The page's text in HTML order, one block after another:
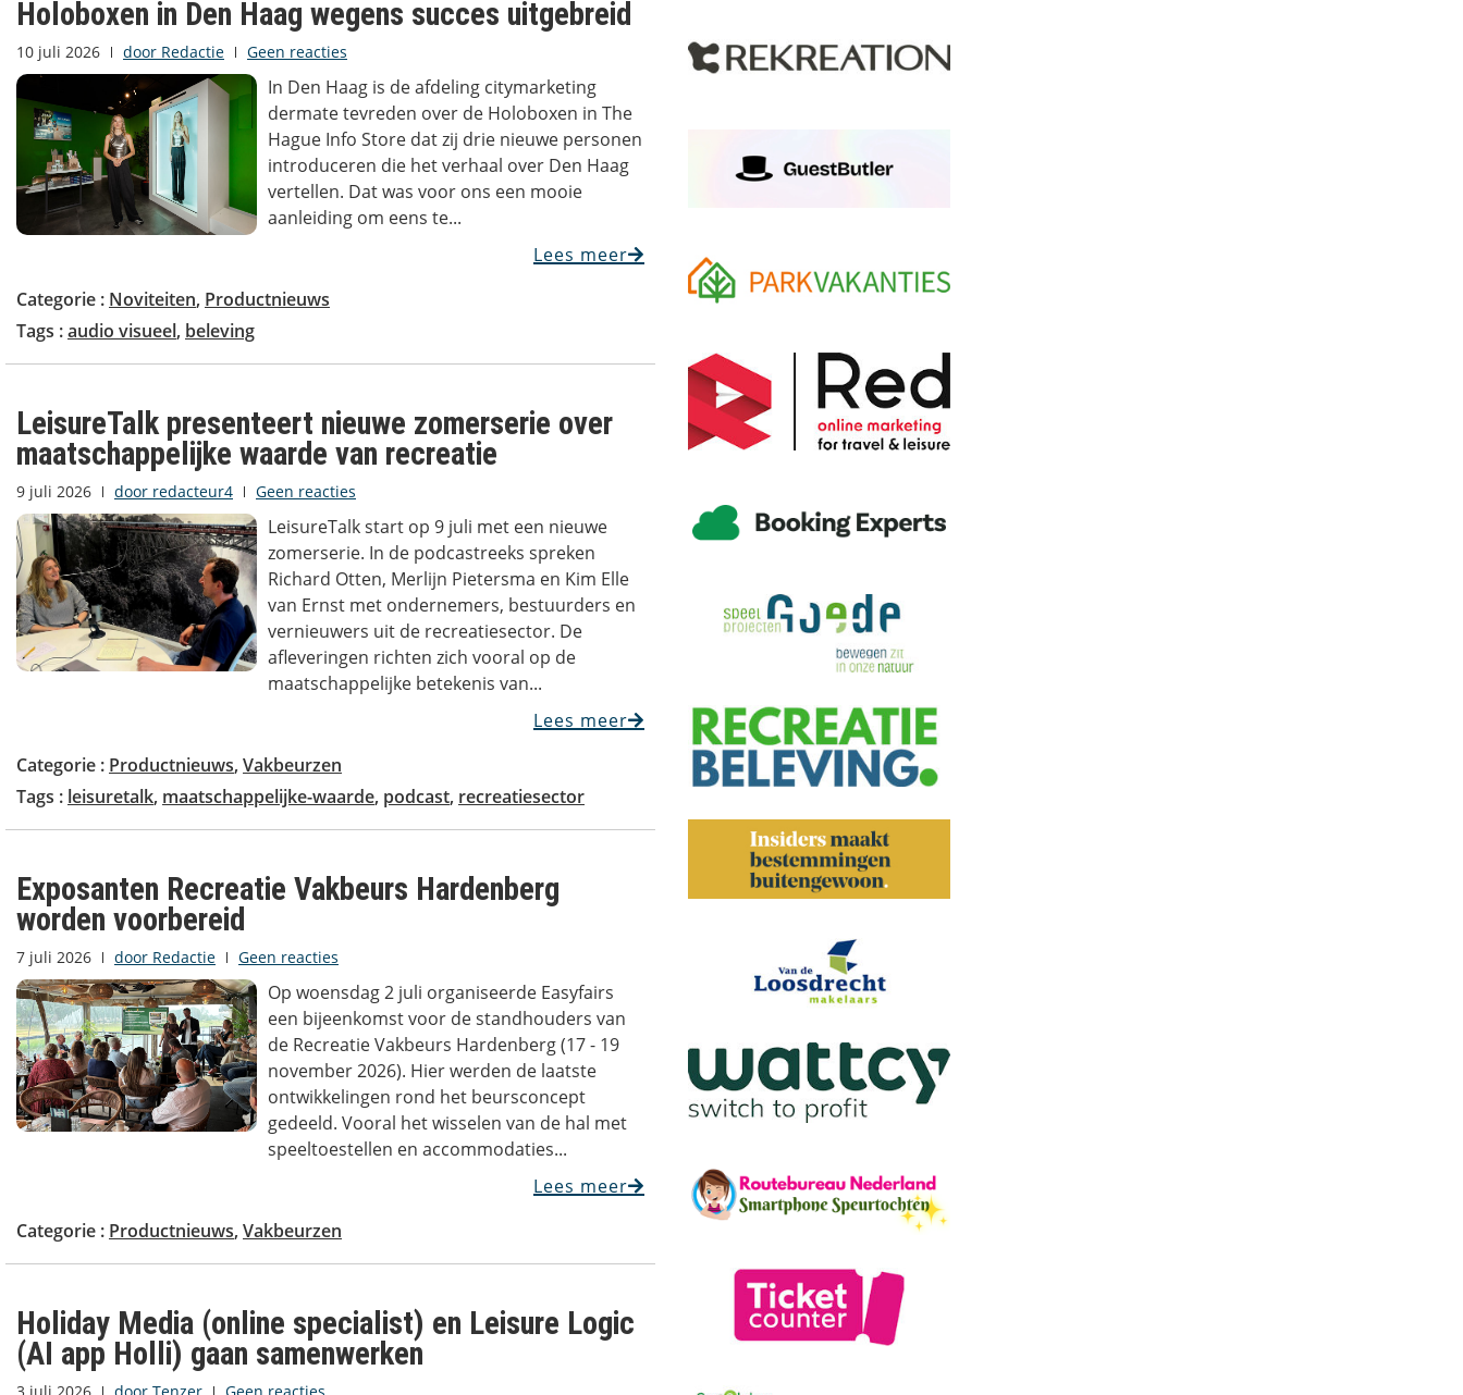
Holoboxen in Den Haag wegens succes uitgebreid
10 juli 2026 door Redactie Geen reacties
In Den Haag is de afdeling citymarketing
dermate tevreden over de Holoboxen in The
Hague Info Store dat zij drie nieuwe personen
introduceren die het verhaal over Den Haag
vertellen. Dat was voor ons een mooie
aanleiding om eens te...
Lees meer
Categorie : Noviteiten, Productnieuws
Tags :audio visueel, beleving
LeisureTalk presenteert nieuwe zomerserie over
maatschappelijke waarde van recreatie
9 juli 2026 door redacteur4 Geen reacties
LeisureTalk start op 9 juli met een nieuwe
zomerserie. In de podcastreeks spreken
Richard Otten, Merlijn Pietersma en Kim Elle
van Ernst met ondernemers, bestuurders en
vernieuwers uit de recreatiesector. De
afleveringen richten zich vooral op de
maatschappelijke betekenis van...
Lees meer
Categorie : Productnieuws, Vakbeurzen
Tags : leisuretalk, maatschappelijke-waarde, podcast, recreatiesector
Exposanten Recreatie Vakbeurs Hardenberg
worden voorbereid
7 juli 2026 door Redactie Geen reacties
Op woensdag 2 juli organiseerde Easyfairs
een bijeenkomst voor de standhouders van
de Recreatie Vakbeurs Hardenberg (17 - 19
november 2026). Hier werden de laatste
ontwikkelingen rond het beursconcept
gedeeld. Vooral het wisselen van de hal met
speeltoestellen en accommodaties...
Lees meer
Categorie : Productnieuws, Vakbeurzen
Holiday Media (online specialist) en Leisure Logic
(AI app Holli) gaan samenwerken